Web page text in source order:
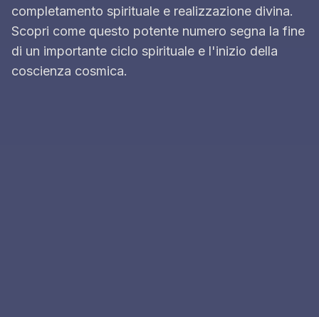
completamento spirituale e realizzazione divina.
Scopri come questo potente numero segna la fine
di un importante ciclo spirituale e l'inizio della
coscienza cosmica.